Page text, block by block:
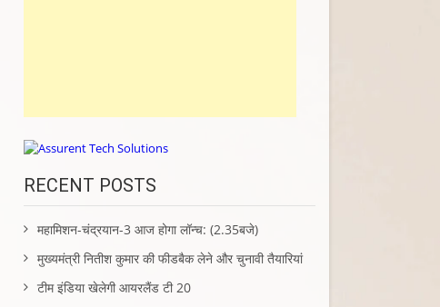
RECENT POSTS
महामिशन-चंद्रयान-3 आज होगा लॉन्च: (2.35बजे)
मुख्यमंत्री नितीश कुमार की फीडबैक लेने और चुनावी तैयारियां
टीम इंडिया खेलेगी आयरलैंड टी 20